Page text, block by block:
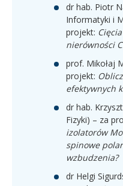
dr hab. Piotr
Informatyki i
projekt:
nierówności
prof. Mikołaj
projekt:
efektywnych
dr hab.
Fizyki) – za
izolatorów
spinowe
wzbudzenia?
dr Helgi